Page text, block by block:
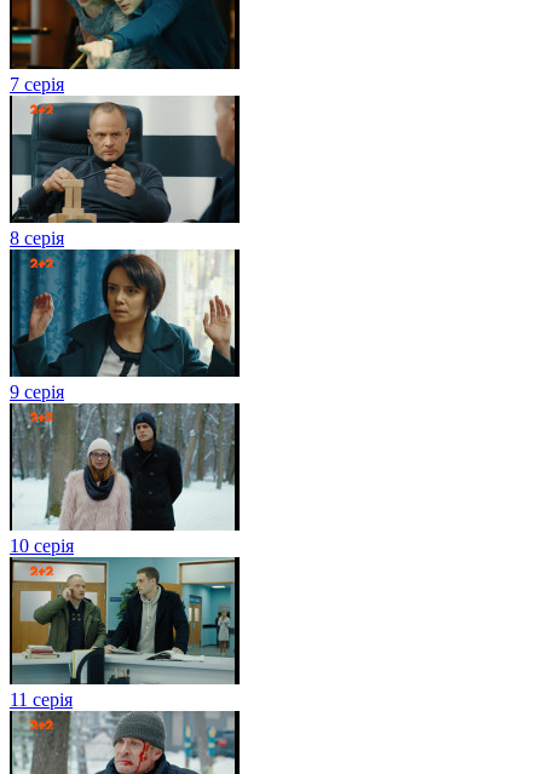
7 серія
8 серія
9 серія
10 серія
11 серія